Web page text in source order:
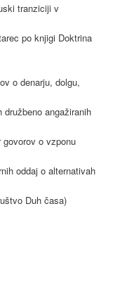
tranziciji v
po knjigi Doktrina
o denarju, dolgu,
angažiranih
o vzponu
oddaj o alternativah
Duh časa)